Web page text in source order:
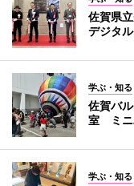
佐賀県
デジタ
学ぶ・知る
佐賀バ
室 ミニ
学ぶ・知る